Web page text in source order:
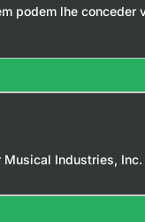
podem lhe
Industries, Inc.